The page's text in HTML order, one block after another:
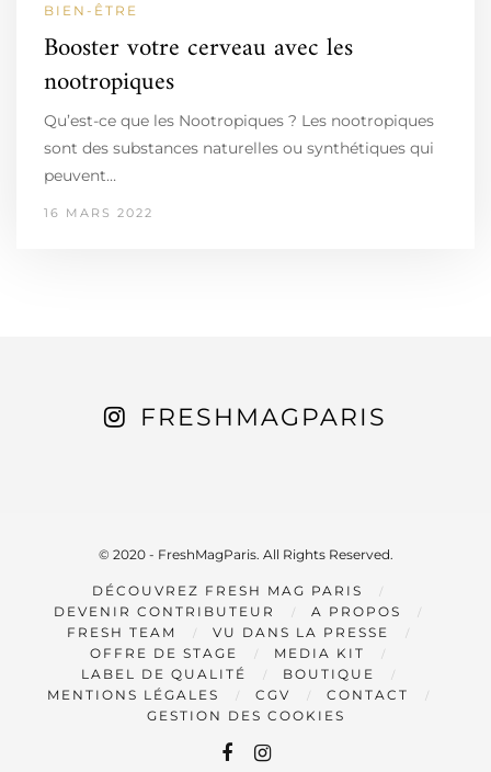
BIEN-ÊTRE
Booster votre cerveau avec les
nootropiques
Qu’est-ce que les Nootropiques ? Les nootropiques
sont des substances naturelles ou synthétiques qui
peuvent…
16 MARS 2022
FRESHMAGPARIS
© 2020 - FreshMagParis. All Rights Reserved.
DÉCOUVREZ FRESH MAG PARIS
DEVENIR CONTRIBUTEUR
A PROPOS
FRESH TEAM
VU DANS LA PRESSE
OFFRE DE STAGE
MEDIA KIT
LABEL DE QUALITÉ
BOUTIQUE
MENTIONS LÉGALES
CGV
CONTACT
GESTION DES COOKIES